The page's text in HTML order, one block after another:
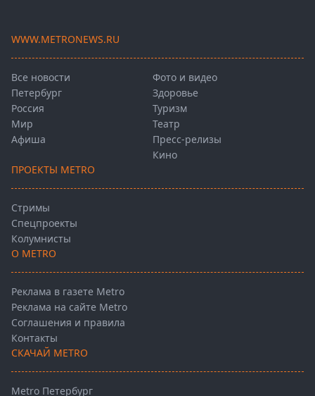
WWW.METRONEWS.RU
Все новости
Петербург
Россия
Мир
Афиша
Фото и видео
Здоровье
Туризм
Театр
Пресс-релизы
Кино
ПРОЕКТЫ METRO
Стримы
Спецпроекты
Колумнисты
О METRO
Реклама в газете Metro
Реклама на сайте Metro
Соглашения и правила
Контакты
СКАЧАЙ METRO
Metro Петербург